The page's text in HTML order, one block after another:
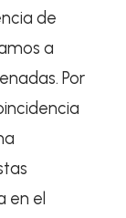
de
a
Por
en el